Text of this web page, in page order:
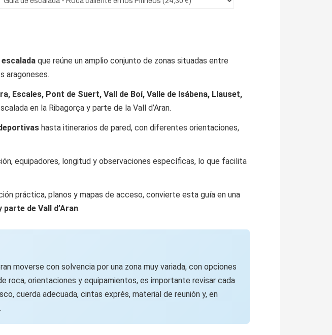
escalada que reúne un amplio conjunto de zonas situadas entre
aragoneses.
Escales, Pont de Suert, Vall de Boí, Valle de Isábena, Llauset,
en la Ribagorça y parte de la Vall d’Aran.
hasta itinerarios de pared, con diferentes orientaciones,
equipadores, longitud y observaciones específicas, lo que facilita
práctica, planos y mapas de acceso, convierte esta guía en una
de Vall d’Aran.
moverse con solvencia por una zona muy variada, con opciones
roca, orientaciones y equipamientos, es importante revisar cada
cuerda adecuada, cintas exprés, material de reunión y, en